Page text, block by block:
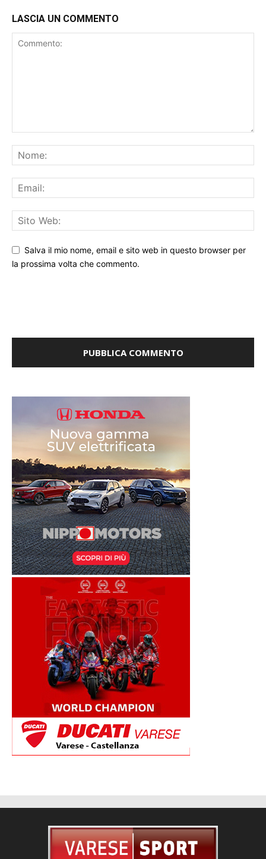
LASCIA UN COMMENTO
Salva il mio nome, email e sito web in questo browser per
la prossima volta che commento.